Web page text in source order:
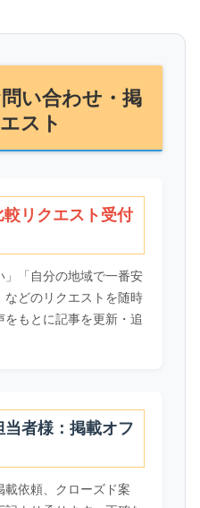
い合わせ・掲
スト
リクエスト受付
」「自分の地域で一番安
などのリクエストを随時
もとに記事を更新・追
当者様：掲載オフ
載依頼、クローズド案